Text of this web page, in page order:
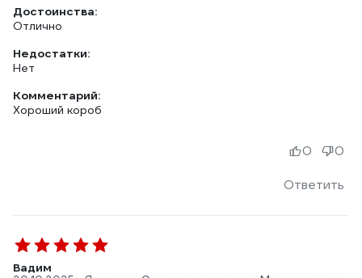
Достоинства:
Отлично
Недостатки:
Нет
Комментарий:
Хороший короб
Ответить
0 0
Вадим